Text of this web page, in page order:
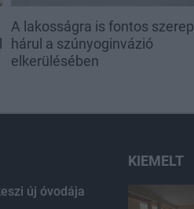
A lakosságra is fontos szerep
hárul a szúnyoginvázió
elkerülésében
új óvodája
KIEMELT